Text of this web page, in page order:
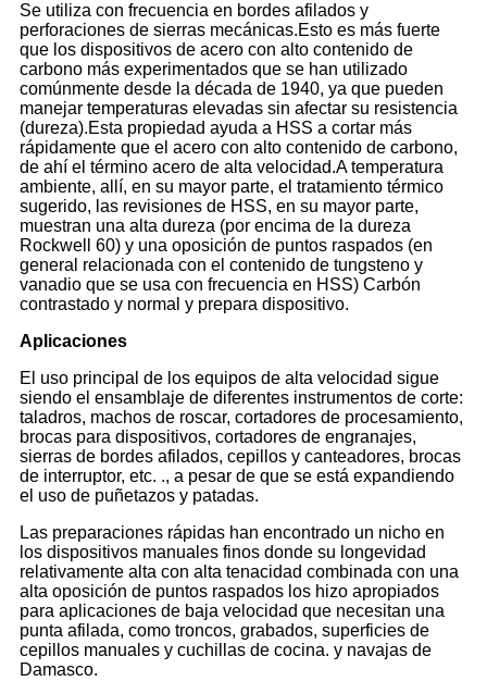
Se utiliza con frecuencia en bordes afilados y
perforaciones de sierras mecánicas.Esto es más fuerte
que los dispositivos de acero con alto contenido de
carbono más experimentados que se han utilizado
comúnmente desde la década de 1940, ya que pueden
manejar temperaturas elevadas sin afectar su resistencia
(dureza).Esta propiedad ayuda a HSS a cortar más
rápidamente que el acero con alto contenido de carbono,
de ahí el término acero de alta velocidad.A temperatura
ambiente, allí, en su mayor parte, el tratamiento térmico
sugerido, las revisiones de HSS, en su mayor parte,
muestran una alta dureza (por encima de la dureza
Rockwell 60) y una oposición de puntos raspados (en
general relacionada con el contenido de tungsteno y
vanadio que se usa con frecuencia en HSS) Carbón
contrastado y normal y prepara dispositivo.
Aplicaciones
El uso principal de los equipos de alta velocidad sigue
siendo el ensamblaje de diferentes instrumentos de corte:
taladros, machos de roscar, cortadores de procesamiento,
brocas para dispositivos, cortadores de engranajes,
sierras de bordes afilados, cepillos y canteadores, brocas
de interruptor, etc. ., a pesar de que se está expandiendo
el uso de puñetazos y patadas.
Las preparaciones rápidas han encontrado un nicho en
los dispositivos manuales finos donde su longevidad
relativamente alta con alta tenacidad combinada con una
alta oposición de puntos raspados los hizo apropiados
para aplicaciones de baja velocidad que necesitan una
punta afilada, como troncos, grabados, superficies de
cepillos manuales y cuchillas de cocina. y navajas de
Damasco.